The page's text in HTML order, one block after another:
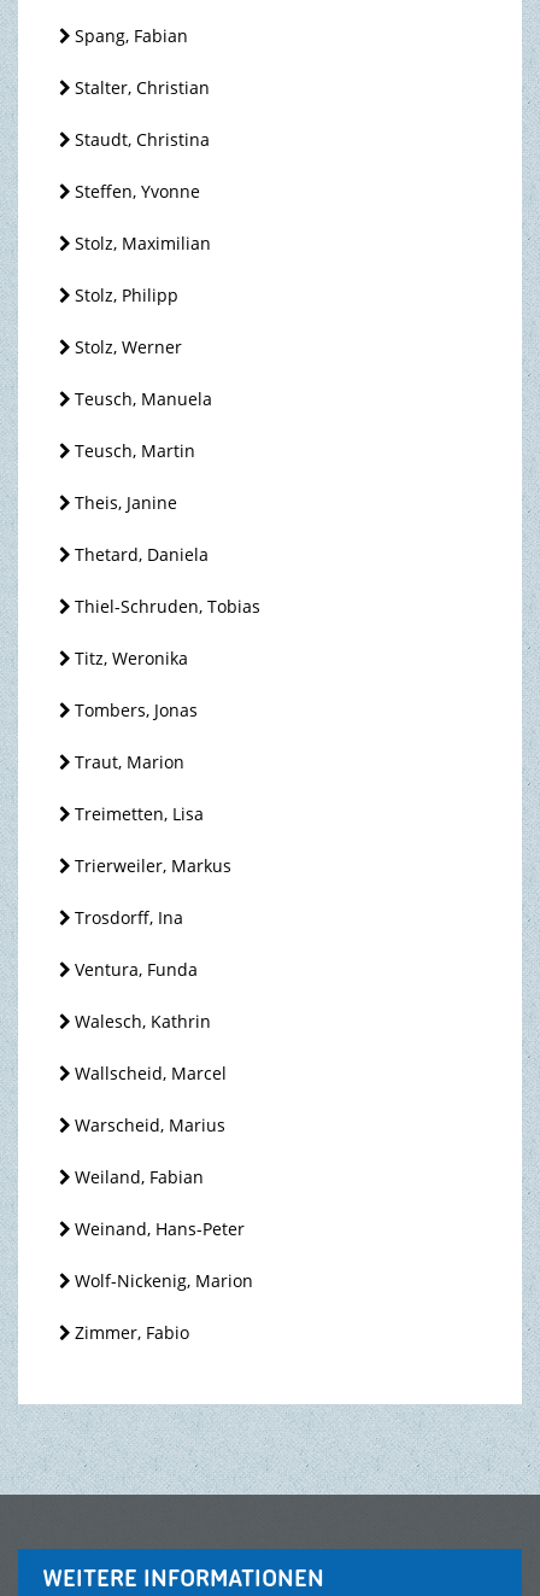
Spang, Fabian
Stalter, Christian
Staudt, Christina
Steffen, Yvonne
Stolz, Maximilian
Stolz, Philipp
Stolz, Werner
Teusch, Manuela
Teusch, Martin
Theis, Janine
Thetard, Daniela
Thiel-Schruden, Tobias
Titz, Weronika
Tombers, Jonas
Traut, Marion
Treimetten, Lisa
Trierweiler, Markus
Trosdorff, Ina
Ventura, Funda
Walesch, Kathrin
Wallscheid, Marcel
Warscheid, Marius
Weiland, Fabian
Weinand, Hans-Peter
Wolf-Nickenig, Marion
Zimmer, Fabio
WEITERE INFORMATIONEN